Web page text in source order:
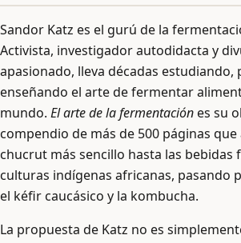
Sandor Katz es el gurú de la
Activista, investigador autodidacta y
apasionado, lleva décadas estudiando,
enseñando el arte de fermentar
mundo. El arte de la fermentaciónes su
compendio de más de 500 páginas que
chucrut más sencillo hasta las bebidas
culturas indígenas africanas, pasando
el kéfir caucásico y la kombucha.
La propuesta de Katz no es